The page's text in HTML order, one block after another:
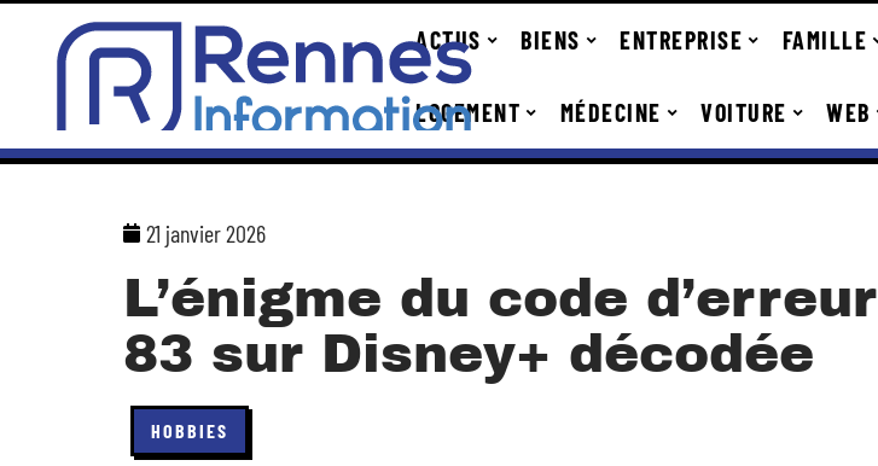
ACTUS BIENS ENTREPRISE FAMILLE
LOGEMENT MÉDECINE VOITURE WEB
21 janvier 2026
L’énigme du code d’erreur
83 sur Disney+ décodée
HOBBIES